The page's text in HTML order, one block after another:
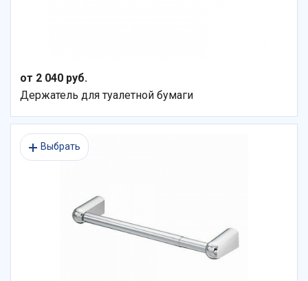
от 2 040 руб.
Держатель для туалетной бумаги
Выбрать